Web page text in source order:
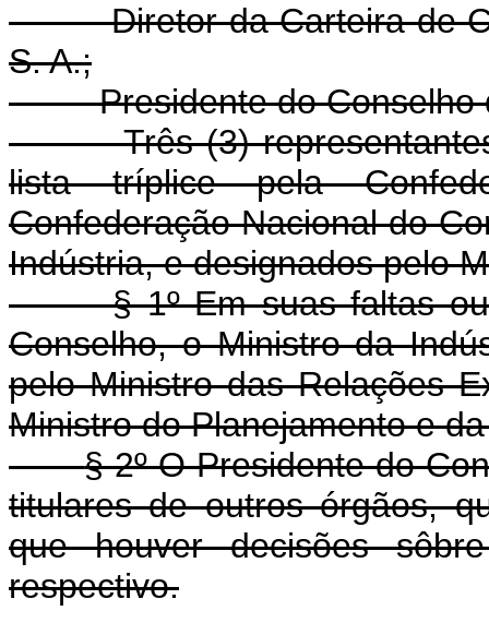
- Diretor da Carteira de
S. A.;
- Presidente do Conselho
- Três (3) representantes
lista tríplice pela
Confederação Nacional do
Indústria, e designados pelo
§ 1º Em suas faltas
Conselho, o Ministro da
pelo Ministro das Relações
Ministro do Planejamento e
§ 2º O Presidente do
titulares de outros órgãos,
que houver decisões
respectivo.